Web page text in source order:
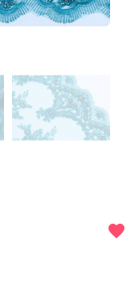
favorite